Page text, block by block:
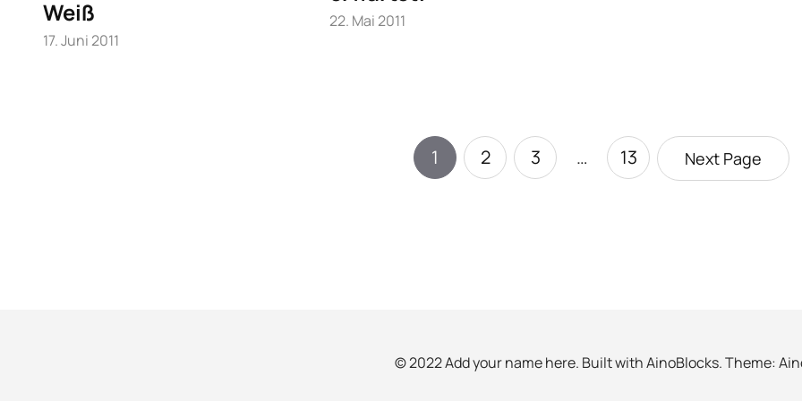
Weiß
17. Juni 2011
22. Mai 2011
1 2 3 … 13 Next Page
© 2022 Add your name here. Built withAinoBlocks. Theme: